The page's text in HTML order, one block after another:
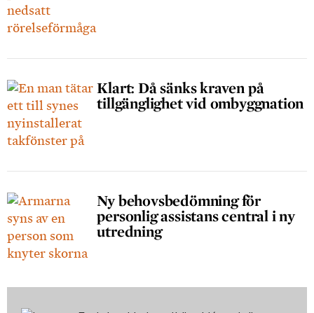
Klart: Då sänks kraven på
tillgänglighet vid ombyggnation
Ny behovsbedömning för
personlig assistans central i ny
utredning